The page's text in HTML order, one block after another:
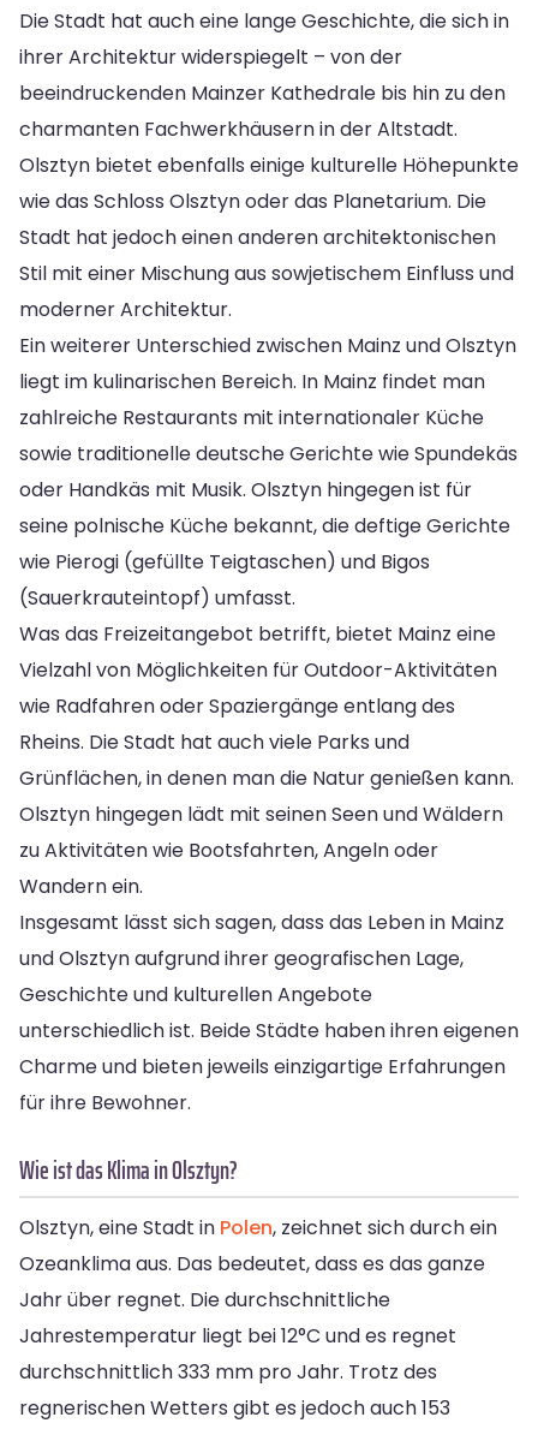
Die Stadt hat auch eine lange Geschichte, die sich in
ihrer Architektur widerspiegelt – von der
beeindruckenden Mainzer Kathedrale bis hin zu den
charmanten Fachwerkhäusern in der Altstadt.
Olsztyn bietet ebenfalls einige kulturelle Höhepunkte
wie das Schloss Olsztyn oder das Planetarium. Die
Stadt hat jedoch einen anderen architektonischen
Stil mit einer Mischung aus sowjetischem Einfluss und
moderner Architektur.
Ein weiterer Unterschied zwischen Mainz und Olsztyn
liegt im kulinarischen Bereich. In Mainz findet man
zahlreiche Restaurants mit internationaler Küche
sowie traditionelle deutsche Gerichte wie Spundekäs
oder Handkäs mit Musik. Olsztyn hingegen ist für
seine polnische Küche bekannt, die deftige Gerichte
wie Pierogi (gefüllte Teigtaschen) und Bigos
(Sauerkrauteintopf) umfasst.
Was das Freizeitangebot betrifft, bietet Mainz eine
Vielzahl von Möglichkeiten für Outdoor-Aktivitäten
wie Radfahren oder Spaziergänge entlang des
Rheins. Die Stadt hat auch viele Parks und
Grünflächen, in denen man die Natur genießen kann.
Olsztyn hingegen lädt mit seinen Seen und Wäldern
zu Aktivitäten wie Bootsfahrten, Angeln oder
Wandern ein.
Insgesamt lässt sich sagen, dass das Leben in Mainz
und Olsztyn aufgrund ihrer geografischen Lage,
Geschichte und kulturellen Angebote
unterschiedlich ist. Beide Städte haben ihren eigenen
Charme und bieten jeweils einzigartige Erfahrungen
für ihre Bewohner.
Wie ist das Klima in Olsztyn?
Olsztyn, eine Stadt in Polen, zeichnet sich durch ein
Ozeanklima aus. Das bedeutet, dass es das ganze
Jahr über regnet. Die durchschnittliche
Jahrestemperatur liegt bei 12°C und es regnet
durchschnittlich 333 mm pro Jahr. Trotz des
regnerischen Wetters gibt es jedoch auch 153